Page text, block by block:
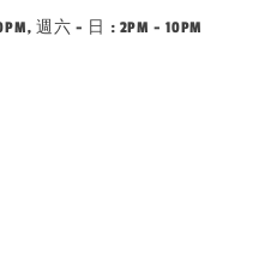
週六 - 日 : 2PM - 10PM